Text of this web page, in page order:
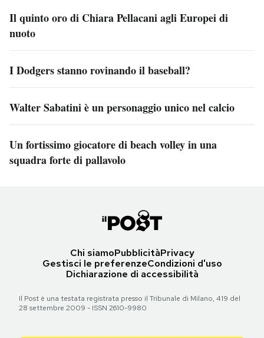
Il quinto oro di Chiara Pellacani agli Europei di
nuoto
I Dodgers stanno rovinando il baseball?
Walter Sabatini è un personaggio unico nel calcio
Un fortissimo giocatore di beach volley in una
squadra forte di pallavolo
Chi siamoPubblicitàPrivacy
Gestisci le preferenzeCondizioni d'uso
Dichiarazione di accessibilità
Il Post è una testata registrata presso il Tribunale di Milano, 419 del
28 settembre 2009 - ISSN 2610-9980